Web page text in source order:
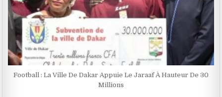
Football : La Ville De Dakar Appuie Le Jaraaf À Hauteur De 30
Millions